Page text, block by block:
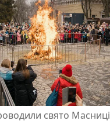
свято Масниці